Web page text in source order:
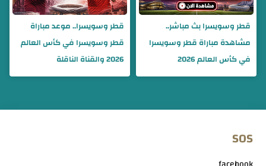
قطر وسويسرا بث مباشر..
مشاهدة مباراة قطر وسويسرا
في كأس العالم 2026
قطر وسويسرا.. موعد مباراة
قطر وسويسرا في كأس العالم
2026 والقناة الناقلة
SOS